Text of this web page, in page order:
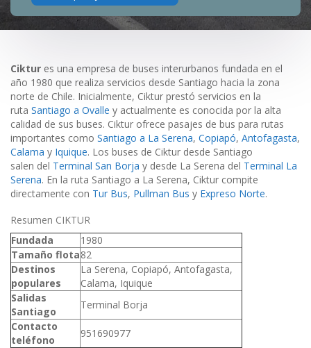
Ciktur es una empresa de buses interurbanos fundada en el
año 1980 que realiza servicios desde Santiago hacia la zona
norte de Chile. Inicialmente, Ciktur prestó servicios en la
ruta Santiago a Ovalle y actualmente es conocida por la alta
calidad de sus buses. Ciktur ofrece pasajes de bus para rutas
importantes como Santiago a La Serena, Copiapó, Antofagasta,
Calama y Iquique. Los buses de Ciktur desde Santiago
salen del Terminal San Borja y desde La Serena del Terminal La
Serena. En la ruta Santiago a La Serena, Ciktur compite
directamente con Tur Bus, Pullman Bus y Expreso Norte.
Resumen CIKTUR
Fundada
1980
Tamaño flota82
Destinos
populares
La Serena, Copiapó, Antofagasta,
Calama, Iquique
Salidas
Santiago
Terminal Borja
Contacto
teléfono
951690977